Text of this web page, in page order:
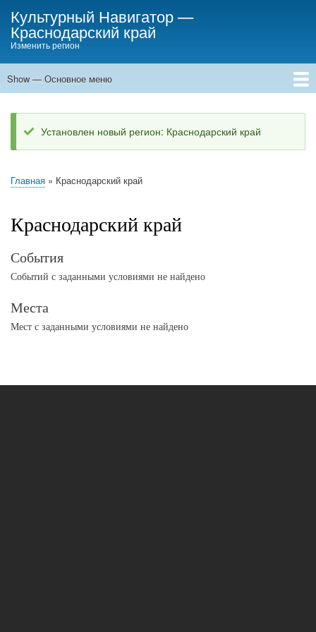
to
Культурный Навигатор—
Краснодарский край
Изменить регион
Основное
Show — Основное меню
Места
События
Статьи
Установлен новый регион: Краснодарский край
Breadcrumb
Главная Краснодарский край
Краснодарский край
События
Событий с заданными условиями не найдено
Места
Мест с заданными условиями не найдено